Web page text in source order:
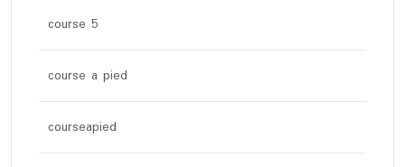
course 5
course a pied
courseapied